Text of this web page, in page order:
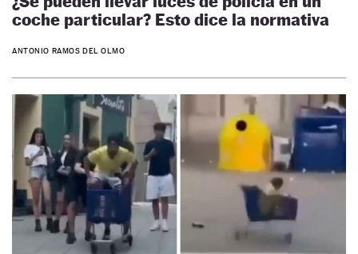
coche particular? Esto dice la normativa
ANTONIO RAMOS DEL OLMO